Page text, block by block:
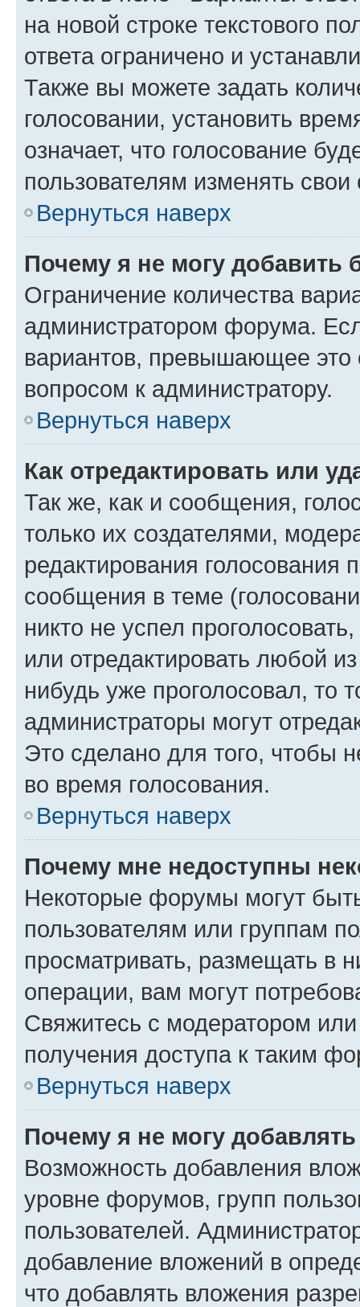
на новой строке текстового
ответа ограничено и
Также вы можете задать
голосовании, установить
означает, что голосование
пользователям изменять свои
Вернуться наверх
Почему я не могу добавить
Ограничение количества
администратором форума.
вариантов, превышающее это
вопросом к администратору.
Вернуться наверх
Как отредактировать или
Так же, как и сообщения,
только их создателями,
редактирования голосования
сообщения в теме
никто не успел
или отредактировать любой
нибудь уже проголосовал, то
администраторы могут
Это сделано для того, чтобы
во время голосования.
Вернуться наверх
Почему мне недоступны
Некоторые форумы могут
пользователям или группам
просматривать, размещать в
операции, вам могут
Свяжитесь с модератором
получения доступа к таким
Вернуться наверх
Почему я не могу
Возможность добавления
уровне форумов, групп
пользователей.
добавление вложений в
что добавлять вложения